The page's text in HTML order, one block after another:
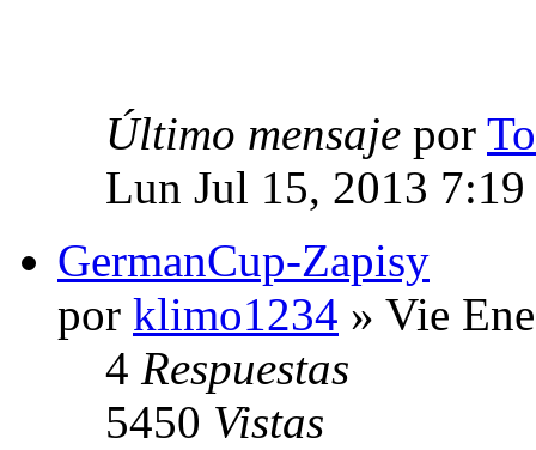
Último mensaje por
Lun Jul 15, 2013 7:19
GermanCup-Zapisy
por klimo1234 » Vie
4 Respuestas
5450 Vistas